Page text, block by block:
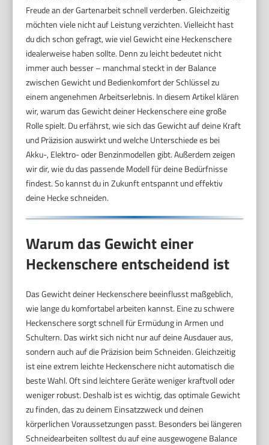
Freude an der Gartenarbeit schnell verderben. Gleichzeitig
möchten viele nicht auf Leistung verzichten. Vielleicht hast
du dich schon gefragt, wie viel Gewicht eine Heckenschere
idealerweise haben sollte. Denn zu leicht bedeutet nicht
immer auch besser – manchmal steckt in der Balance
zwischen Gewicht und Bedienkomfort der Schlüssel zu
einem angenehmen Arbeitserlebnis. In diesem Artikel klären
wir, warum das Gewicht deiner Heckenschere eine große
Rolle spielt. Du erfährst, wie sich das Gewicht auf deine Kraft
und Präzision auswirkt und welche Unterschiede es bei
Akku-, Elektro- oder Benzinmodellen gibt. Außerdem zeigen
wir dir, wie du das passende Modell für deine Bedürfnisse
findest. So kannst du in Zukunft entspannt und effektiv
deine Hecke schneiden.
Warum das Gewicht einer
Heckenschere entscheidend ist
Das Gewicht deiner Heckenschere beeinflusst maßgeblich,
wie lange du komfortabel arbeiten kannst. Eine zu schwere
Heckenschere sorgt schnell für Ermüdung in Armen und
Schultern. Das wirkt sich nicht nur auf deine Ausdauer aus,
sondern auch auf die Präzision beim Schneiden. Gleichzeitig
ist eine extrem leichte Heckenschere nicht automatisch die
beste Wahl. Oft sind leichtere Geräte weniger kraftvoll oder
weniger robust. Deshalb ist es wichtig, das optimale Gewicht
zu finden, das zu deinem Einsatzzweck und deinen
körperlichen Voraussetzungen passt. Besonders bei längeren
Schneidearbeiten solltest du auf eine ausgewogene Balance